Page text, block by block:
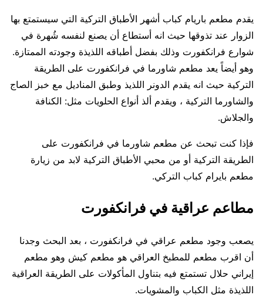
يقدم مطعم باريام كباب أشهر الأطباق التركية التي سيستمتع بها
الزوار عند تذوقها حيث انه أستطاع أن يصنع لنفسه شُهرة في
شوارع فرانكفورت وذلك بفضل أطباقه اللذيذة وجودته الممتازة.
وهو أيضاً يعد مطعم شاورما في فرانكفورت على الطريقة
التركية حيث انه يقدم الدونر اللذيذ وطبق المناديل مع خبز الصاج
والشاورما التركية ، ويقدم ألذ أنواع الحلويات مثل: الكنافة
والجلاش.
فإذا كنت تبحث عن مطعم شاورما في فرانكفورت على
الطريقة التركية أو من محبي الأطباق التركية لابد من زيارة
مطعم بايرام كباب التركي.
مطاعم عراقية في فرانكفورت
يصعب وجود مطعم عراقي في فرانكفورت ، بعد البحث وجدنا
أن اقرب مطعم للمطبخ العراقي هو مطعم كيش وهو مطعم
إيراني حلال تستمتع فيه بتناول المأكولات على الطريقة العراقية
اللذيذة مثل الكباب والمشويات.